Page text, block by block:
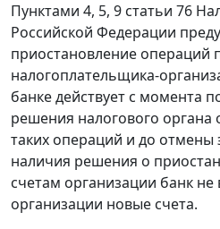
Пунктами 4, 5, 9 статьи 76
Российской Федерации
приостановление операций
налогоплательщика-
банке действует с момента
решения налогового органа
таких операций и до
наличия решения о
счетам организации банк не
организации новые счета.